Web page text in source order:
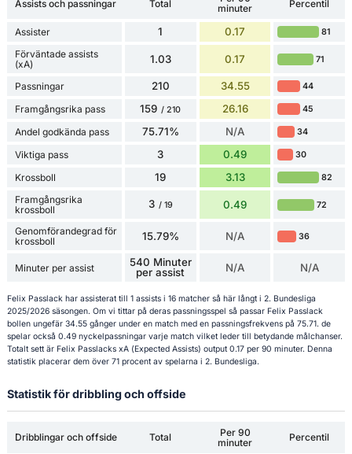
Assists och passningar Total
minuter
Percentil
Assister 1 0.17 81
Förväntade assists
(xA)
1.03 0.17 71
Passningar 210 34.55 44
Framgångsrika pass 159 / 210 26.16 45
Andel godkända pass 75.71% N/A 34
Viktiga pass 3 0.49 30
Krossboll 19 3.13 82
Framgångsrika
krossboll
3 / 19 0.49 72
Genomförandegrad för
krossboll
15.79% N/A 36
Minuter per assist
540 Minuter
per assist
N/A N/A
Felix Passlack har assisterat till 1 assists i 16 matcher så här långt i 2. Bundesliga
2025/2026 säsongen. Om vi tittar på deras passningsspel så passar Felix Passlack
bollen ungefär 34.55 gånger under en match med en passningsfrekvens på 75.71. de
spelar också 0.49 nyckelpassningar varje match vilket leder till betydande målchanser.
Totalt sett är Felix Passlacks xA (Expected Assists) output 0.17 per 90 minuter. Denna
statistik placerar dem över 71 procent av spelarna i 2. Bundesliga.
Statistik för dribbling och offside
Dribblingar och offside Total
Per 90
minuter
Percentil